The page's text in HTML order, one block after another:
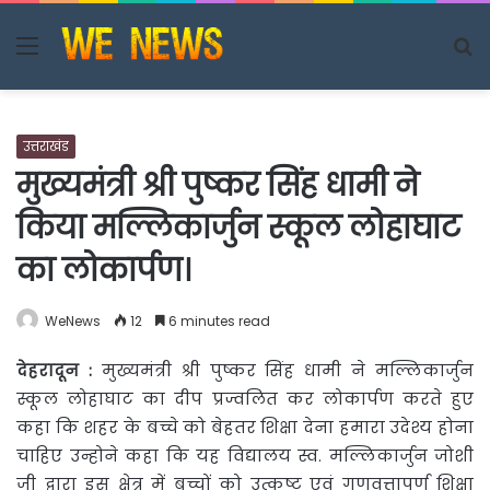
Menu
उत्तराखंड
मुख्यमंत्री श्री पुष्कर सिंह धामी ने
किया मल्लिकार्जुन स्कूल लोहाघाट
का लोकार्पण।
WeNews 12 6 minutes read
देहरादून: मुख्यमंत्री श्री पुष्कर सिंह धामी ने मल्लिकार्जुन
स्कूल लोहाघाट का दीप प्रज्वलित करलोकार्पण करते हुए
कहा कि शहर के बच्चे को बेहतर शिक्षा देना हमारा उदेश्य होना
चाहिए उन्होने कहा कि यह विद्यालय स्व. मल्लिकार्जुन जोशी
जी द्वारा इस क्षेत्र में बच्चों को उत्कृष्ट एवं गुणवत्तापूर्ण शिक्षा